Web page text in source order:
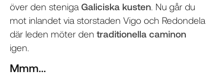
över den steniga Galiciska kusten. Nu går du
mot inlandet via storstaden Vigo och Redondela
där leden möter den traditionella caminon
igen.
Mmm...